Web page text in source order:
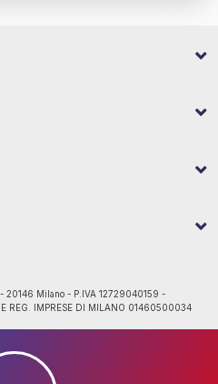
20146 Milano - P.IVA 12729040159 -
REG. IMPRESE DI MILANO 01460500034